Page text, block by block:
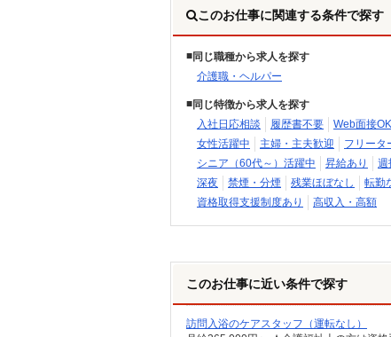
このお仕事に関連する条件で探す
同じ職種から求人を探す
介護職・ヘルパー
同じ特徴から求人を探す
入社日応相談
履歴書不要 Web面接OK
女性活躍中
主婦・主夫歓迎 フリータ
シニア（60代～）活躍中
昇給あり 週
深夜
禁煙・分煙 残業ほぼなし 転勤
資格取得支援制度あり
高収入・高額
このお仕事に近い条件で探す
訪問入浴のケアスタッフ（運転なし）